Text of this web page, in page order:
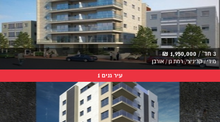
3 חד' / 1,950,000 ₪
מידי / קריניצי, רמת גן / אורבן
עיר גנים 1